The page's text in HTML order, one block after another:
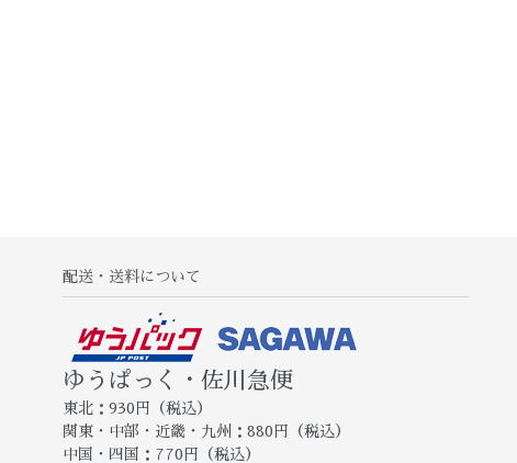
配送・送料について
ゆうぱっく・佐川急便
東北：930円（税込）
関東・中部・近畿・九州：880円（税込）
中国・四国：770円（税込）